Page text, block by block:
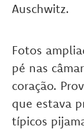
Auschwitz.
Fotos
pé nas
coração.
que estava
típicos